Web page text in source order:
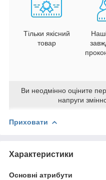
Тільки якісний
товар
Ви неодмінно оціните
напруги
Приховати
Характеристики
Основні атрибути